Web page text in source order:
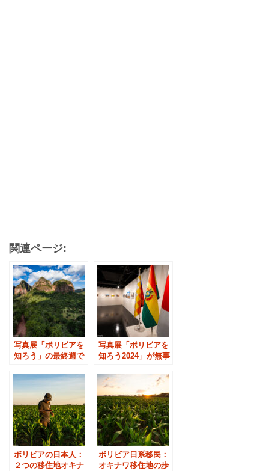
関連ページ:
写真展「ボリビアを
知ろう」の最終週で
写真展「ボリビアを
知ろう2024」が無事
ボリビアの日本人：
２つの移住地オキナ
ボリビア日系移民：
オキナワ移住地の歩